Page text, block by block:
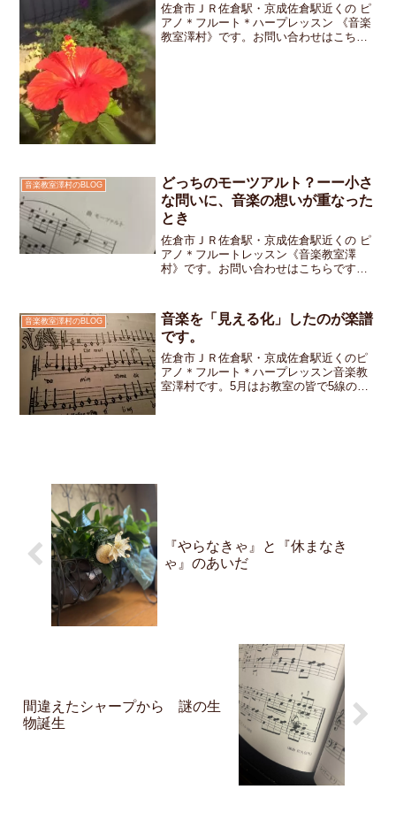
佐倉市ＪＲ佐倉駅・京成佐倉駅近くの ピ
アノ＊フルート＊ハープレッスン 《音楽
教室澤村》です。お問い合わせはこちら
音楽教室澤村のBLOG
どっちのモーツアルト？ーー小さ
な問いに、音楽の想いが重なった
とき
佐倉市ＪＲ佐倉駅・京成佐倉駅近くの ピ
アノ＊フルートレッスン《音楽教室澤
村》です。お問い合わせはこちらです
の子ちゃんがふと、こう聞いてきました
「どっちのモーツァルト？」...
音楽教室澤村のBLOG
音楽を「見える化」したのが楽譜
です。
佐倉市ＪＲ佐倉駅・京成佐倉駅近くのピ
アノ＊フルート＊ハープレッスン音楽教
室澤村です。5月はお教室の皆で5線の最
『やらなきゃ』と『休まなき
ゃ』のあいだ
間違えたシャープから 謎の生
物誕生